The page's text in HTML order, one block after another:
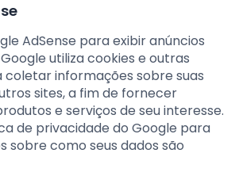
AdSense para exibir anúncios
utiliza cookies e outras
informações sobre suas
sites, a fim de fornecer
e serviços de seu interesse.
de privacidade do Google para
sobre como seus dados são